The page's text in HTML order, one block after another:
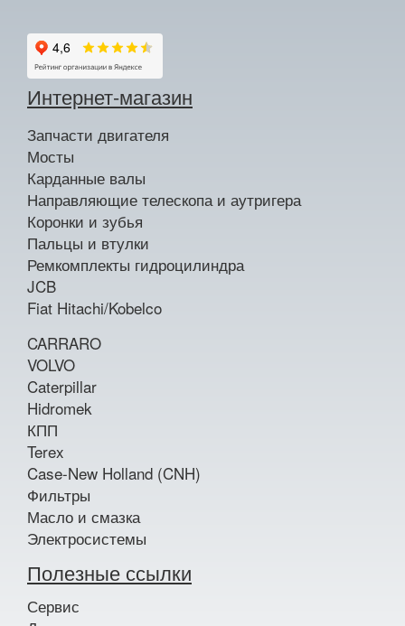
Интернет-магазин
Запчасти двигателя
Мосты
Карданные валы
Направляющие телескопа и аутригера
Коронки и зубья
Пальцы и втулки
Ремкомплекты гидроцилиндра
JCB
Fiat Hitachi/Kobelco
CARRARO
VOLVO
Caterpillar
Hidromek
КПП
Terex
Case-New Holland (CNH)
Фильтры
Масло и смазка
Электросистемы
Полезные ссылки
Сервис